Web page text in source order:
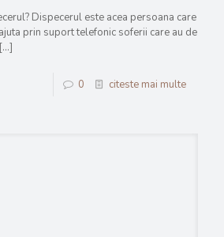
Dispecerul este acea persoana care
prin suport telefonic soferii care au de
[…]
0 citeste mai multe